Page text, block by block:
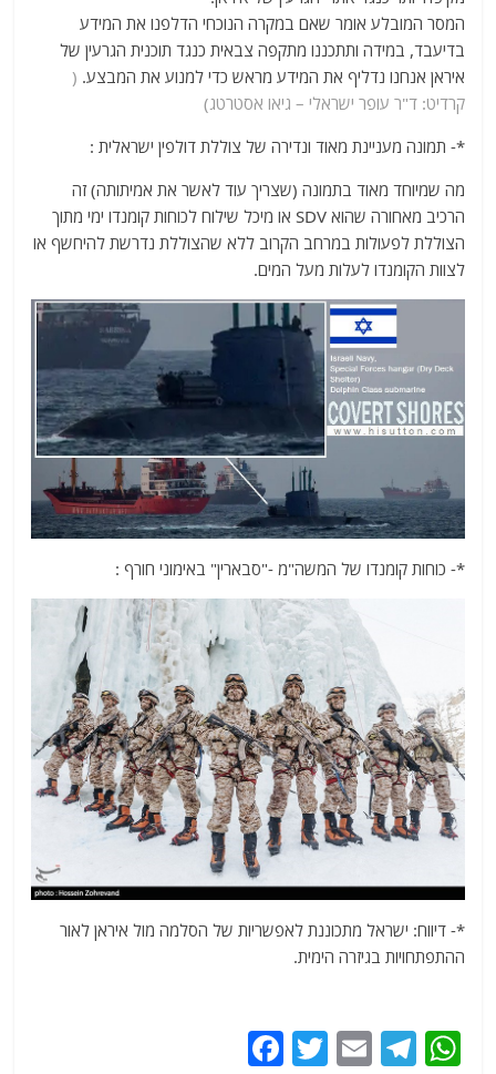
המסר המובלע אומר שאם במקרה הנוכחי הדלפנו את המידע
בדיעבד, במידה ותתכננו מתקפה צבאית כנגד תוכנית הגרעין של
איראן אנחנו נדליף את המידע מראש כדי למנוע את המבצע. (
קרדיט: ד"ר עופר ישראלי – גיאו אסטרטג)
*- תמונה מעניינת מאוד ונדירה של צוללת דולפין ישראלית :
מה שמיוחד מאוד בתמונה (שצריך עוד לאשר את אמיתותה) זה
הרכיב מאחורה שהוא SDV או מיכל שילוח לכוחות קומנדו ימי מתוך
הצוללת לפעולות במרחב הקרוב ללא שהצוללת נדרשת להיחשף או
לצוות הקומנדו לעלות מעל המים.
*- כוחות קומנדו של המשה"מ -"סבארין" באימוני חורף :
*- דיווח: ישראל מתכוננת לאפשריות של הסלמה מול איראן לאור
ההתפתחויות בגיזרה הימית.
W
T
E
T